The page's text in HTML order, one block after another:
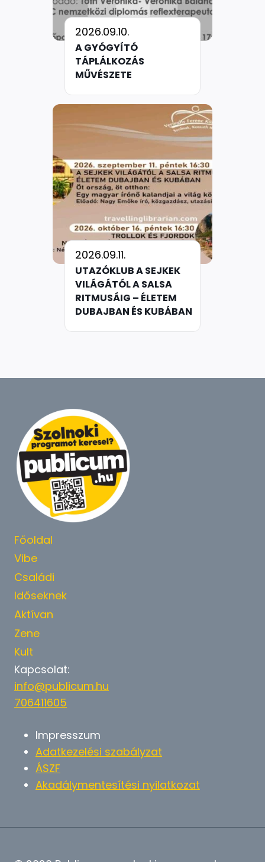
2026.09.10.
A GYÓGYÍTÓ
TÁPLÁLKOZÁS
MŰVÉSZETE
2026.09.11.
UTAZÓKLUB A SEJKEK
VILÁGÁTÓL A SALSA
RITMUSÁIG – ÉLETEM
DUBAJBAN ÉS KUBÁBAN
Főoldal
Vibe
Családi
Időseknek
Aktívan
Zene
Kult
Kapcsolat:
info@publicum.hu
706411605
Impresszum
Adatkezelési szabályzat
ÁSZF
Akadálymentesítési nyilatkozat